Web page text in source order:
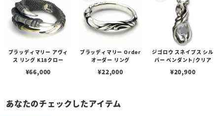
ブラッディマリー アヴィ
ス リング K18クロー
¥66,000
ブラッディマリー Order
オーダー リング
¥22,000
ジゴロウ スネイプス シル
バー ペンダント/クリア
¥20,900
あなたのチェックしたアイテム